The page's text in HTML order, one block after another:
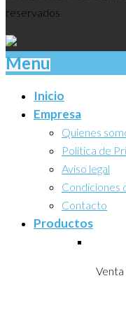
reservados
Menu
Inicio
Empresa
Quienes
Politica de
Aviso legal
Condiciones
Contacto
Productos
Venta